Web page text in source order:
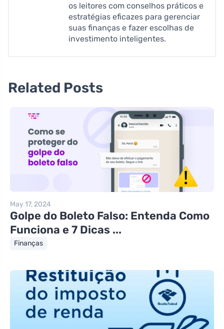
os leitores com conselhos práticos e
estratégias eficazes para gerenciar
suas finanças e fazer escolhas de
investimento inteligentes.
Related Posts
May 17, 2024
Golpe do Boleto Falso: Entenda Como
Funciona e 7 Dicas ...
Finanças